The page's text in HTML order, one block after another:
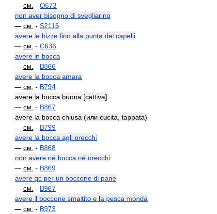
— см. - O673
non aver bisogno di svegliarino
— см. - S2116
avere le bizze fino alla punta dei capelli
— см. - C636
avere in bocca
— см. - B866
avere la bocca amara
— см. - B794
avere la bocca buona [cattiva]
— см. - B867
avere la bocca chiusa (или cucita, tappata)
— см. - B799
avere la bocca agli orecchi
— см. - B868
non avere né bocca né orecchi
— см. - B869
avere qc per un boccone di pane
— см. - B967
avere il boccone smaltito e la pesca monda
— см. - B973